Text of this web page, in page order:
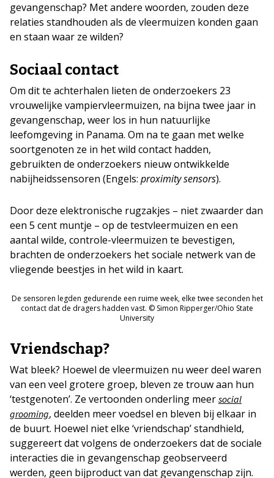
gevangenschap? Met andere woorden, zouden deze
relaties standhouden als de vleermuizen konden gaan
en staan waar ze wilden?
Sociaal contact
Om dit te achterhalen lieten de onderzoekers 23
vrouwelijke vampiervleermuizen, na bijna twee jaar in
gevangenschap, weer los in hun natuurlijke
leefomgeving in Panama. Om na te gaan met welke
soortgenoten ze in het wild contact hadden,
gebruikten de onderzoekers nieuw ontwikkelde
nabijheidssensoren (Engels: proximity sensors).
Door deze elektronische rugzakjes – niet zwaarder dan
een 5 cent muntje – op de testvleermuizen en een
aantal wilde, controle-vleermuizen te bevestigen,
brachten de onderzoekers het sociale netwerk van de
vliegende beestjes in het wild in kaart.
De sensoren legden gedurende een ruime week, elke twee seconden het
contact dat de dragers hadden vast. © Simon Ripperger/Ohio State
University
Vriendschap?
Wat bleek? Hoewel de vleermuizen nu weer deel waren
van een veel grotere groep, bleven ze trouw aan hun
‘testgenoten’. Ze vertoonden onderling meer social
grooming, deelden meer voedsel en bleven bij elkaar in
de buurt. Hoewel niet elke ‘vriendschap’ standhield,
suggereert dat volgens de onderzoekers dat de sociale
interacties die in gevangenschap geobserveerd
werden, geen bijproduct van dat gevangenschap zijn.